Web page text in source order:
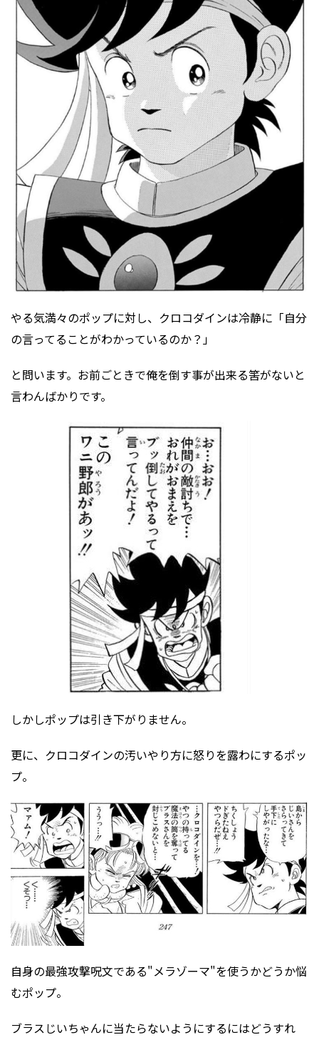
やる気満々のポップに対し、クロコダインは冷静に「自分
の言ってることがわかっているのか？」
と問います。お前ごときで俺を倒す事が出来る筈がないと
言わんばかりです。
しかしポップは引き下がりません。
更に、クロコダインの汚いやり方に怒りを露わにするポッ
プ。
自身の最強攻撃呪文である"メラゾーマ"を使うかどうか悩
むポップ。
ブラスじいちゃんに当たらないようにするにはどうすれ